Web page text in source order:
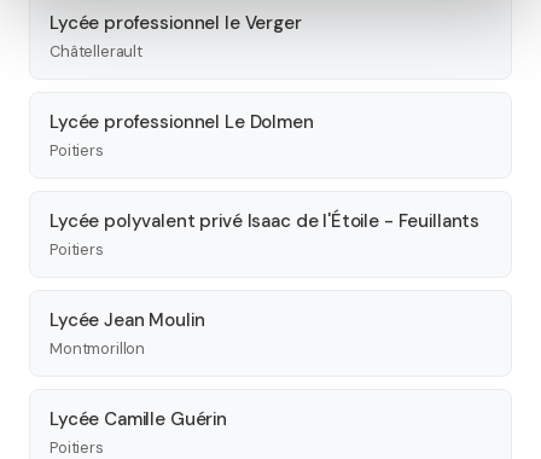
Lycée professionnel le Verger
Châtellerault
Lycée professionnel Le Dolmen
Poitiers
Lycée polyvalent privé Isaac de l'Étoile - Feuillants
Poitiers
Lycée Jean Moulin
Montmorillon
Lycée Camille Guérin
Poitiers